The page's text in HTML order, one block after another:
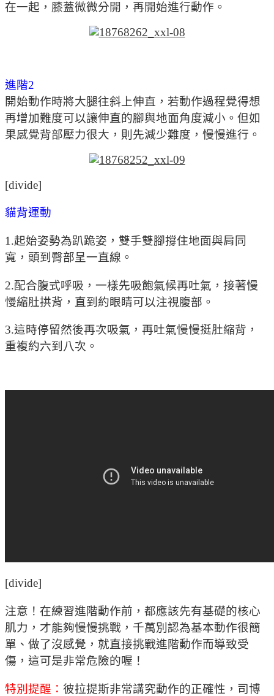
在一起，膝蓋微微分開，再開始進行動作。
進階2
開始動作時將大腿往斜上伸直，若動作過程覺得想
再增加難度可以讓伸直的腳與地面角度減小。但如
果感覺背部壓力很大，則先減少難度，慢慢進行。
[divide]
貓背運動
1.起始姿勢為趴跪姿，雙手雙腳撐住地面與肩同
寬，頭到臀部呈一直線。
2.配合腹式呼吸，一樣先吸飽氣候再吐氣，接著慢
慢縮肚拱背，直到約眼睛可以注視腹部。
3.這時停留然後再次吸氣，再吐氣慢慢挺肚縮背，
重複約六到八次。
[divide]
注意！在練習進階動作前，都應該先有基礎的核心
肌力，才能夠慢慢挑戰，千萬別認為基本動作很簡
單、做了沒感覺，就直接挑戰進階動作而導致受
傷，這可是非常危險的喔！
特別提醒： 彼拉提斯非常講究動作的正確性，司博